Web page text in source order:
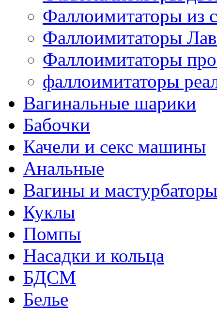
Фаллоимитаторы из
Фаллоимитаторы
Фаллоимитаторы
фаллоимитаторы
Вагинальные шарики
Бабочки
Качели и секс машины
Анальные
Вагины и мастурбаторы
Куклы
Помпы
Насадки и кольца
БДСМ
Белье